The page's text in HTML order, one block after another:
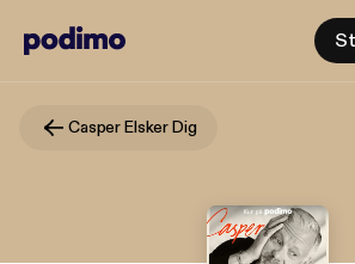
Casper Elsker Dig